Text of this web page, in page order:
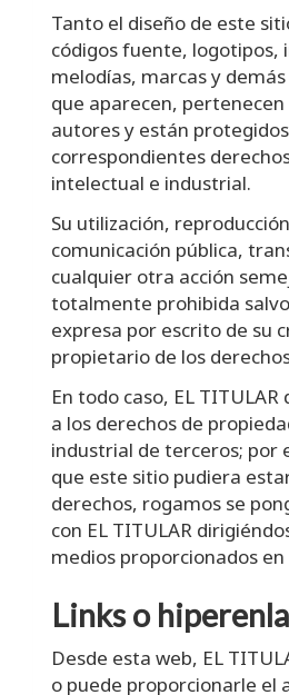
Tanto el diseño de este
códigos fuente, logotipos,
melodías, marcas y
que aparecen,
autores y están
correspondientes
intelectual e industrial.
Su utilización,
comunicación pública,
cualquier otra acción
totalmente prohibida
expresa por escrito de su
propietario de los
En todo caso, EL
a los derechos de
industrial de terceros; por
que este sitio pudiera
derechos, rogamos se
con EL TITULAR
medios proporcionados
Links o
Desde esta web, EL
o puede proporcionarle el